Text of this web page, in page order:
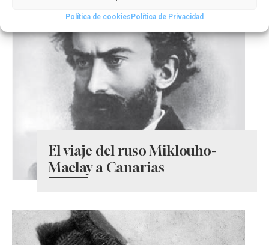
Política de cookies Política de Privacidad
El viaje del ruso Miklouho-
Maclay a Canarias